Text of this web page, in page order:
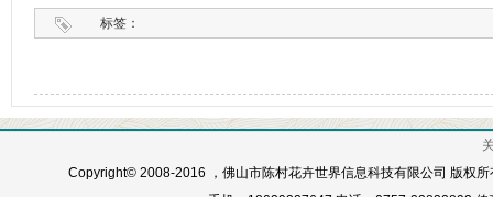
标签：
Copyright© 2008-2016 ，佛山市陈村花卉世界信息科技有限公司 版权所